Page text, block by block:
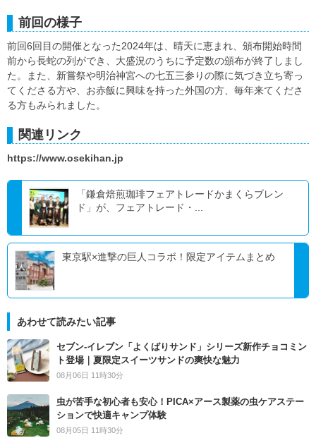
前回の様子
前回6回目の開催となった2024年は、晴天に恵まれ、頒布開始時間
前から長蛇の列ができ、大盛況のうちに予定数の頒布が終了しまし
た。また、新嘗祭や明治神宮への七五三参りの際に気づき立ち寄っ
てくださる方や、お赤飯に興味を持った外国の方、毎年来てくださ
る方もみられました。
関連リンク
https://www.osekihan.jp
「鎌倉焙煎珈琲フェアトレードかまくらブレン
ド」が、フェアトレード・...
東京駅×進撃の巨人コラボ！限定アイテムまとめ
あわせて読みたい記事
セブン‐イレブン「よくばりサンド」シリーズ新作チョコミン
ト登場｜夏限定スイーツサンドの爽快な魅力
08月06日 11時30分
虫が苦手な初心者も安心！PICA×アース製薬の虫ケアステー
ションで快適キャンプ体験
08月05日 11時30分